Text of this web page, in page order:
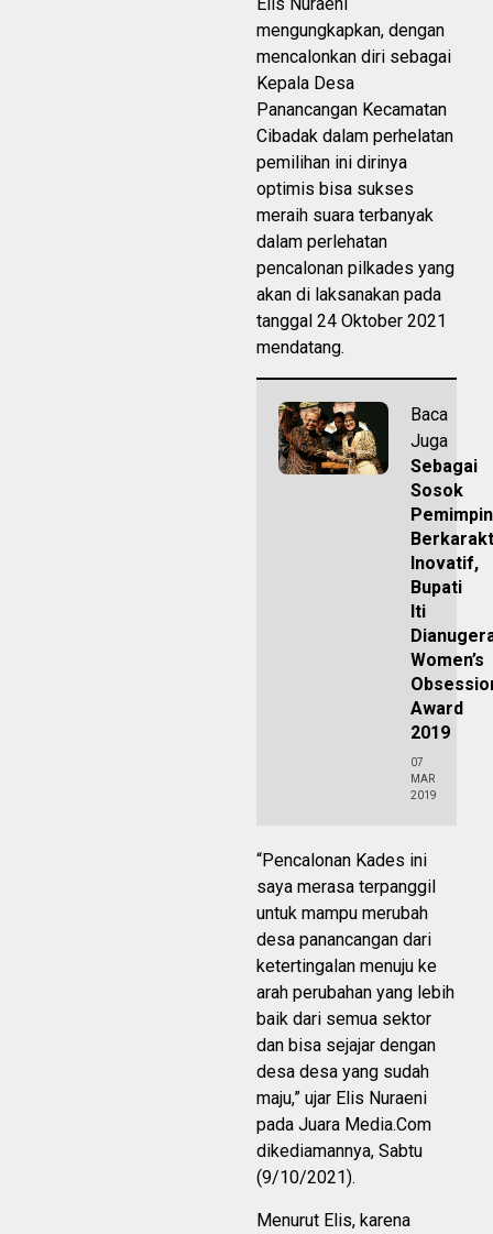
mengungkapkan, dengan
mencalonkan diri sebagai
Kepala Desa
Panancangan Kecamatan
Cibadak dalam perhelatan
pemilihan ini dirinya
optimis bisa sukses
meraih suara terbanyak
dalam perlehatan
pencalonan pilkades yang
akan di laksanakan pada
tanggal 24 Oktober 2021
mendatang.
Baca
Juga
Sebagai
Sosok
Pemimpin
Inovatif,
Bupati
Iti
Women’s
Award
2019
07
MAR
2019
“Pencalonan Kades ini
saya merasa terpanggil
untuk mampu merubah
desa panancangan dari
ketertingalan menuju ke
arah perubahan yang lebih
baik dari semua sektor
dan bisa sejajar dengan
desa desa yang sudah
maju,” ujar Elis Nuraeni
pada Juara Media.Com
dikediamannya, Sabtu
(9/10/2021).
Menurut Elis, karena